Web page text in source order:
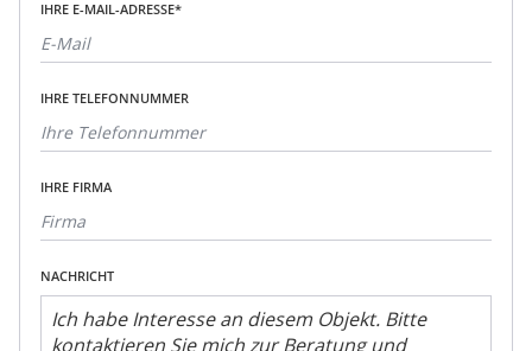
IHRE E-MAIL-ADRESSE*
IHRE TELEFONNUMMER
IHRE FIRMA
NACHRICHT